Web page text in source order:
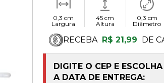
0,3 cm
Largura
45 cm
Altura
0,3 cm
Diâmetro
RECEBA R$ 21,99 DE
DIGITE O CEP E ESCOLHA
A DATA DE ENTREGA: